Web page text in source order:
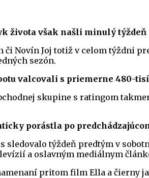
života však našli minulý
či Novín Joj totiž v celom týždni
sezón.
valcovali s priemerne 480-
skupine s ratingom
porástla po
sledovalo týždeň predtým v
a oslavným mediálnym
pritom film Ella a čierny